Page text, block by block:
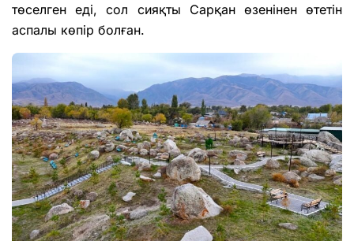
төселген еді, сол сияқты Сарқан өзенінен өтетін
аспалы көпір болған.